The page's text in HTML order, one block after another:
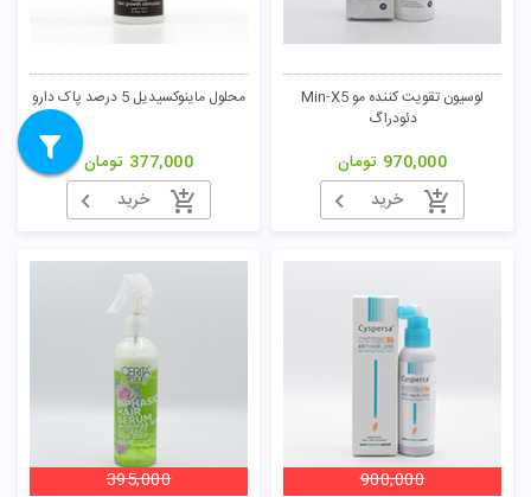
لوسیون تقویت کننده مو Min-X5
دئودراگ
970,000 تومان
خرید
محلول ماینوکسیدیل 5 درصد پاک دارو
377,000 تومان
خرید
900,000
395,000